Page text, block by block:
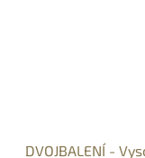
DVOJBALENÍ -